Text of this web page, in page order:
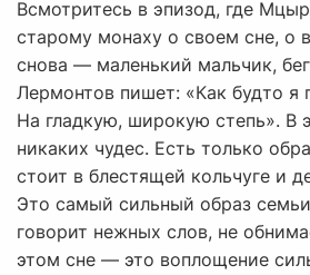
Всмотритесь в эпизод, где
старому монаху о своем сне, о
снова — маленький мальчик,
Лермонтов пишет: «Как будто я
На гладкую, широкую степь». В
никаких чудес. Есть только
стоит в блестящей кольчуге и
Это самый сильный образ
говорит нежных слов, не
этом сне — это воплощение